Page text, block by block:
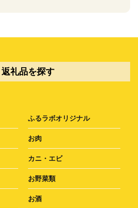
返礼品を探す
ふるラボオリジナル
お肉
カニ・エビ
お野菜類
お酒